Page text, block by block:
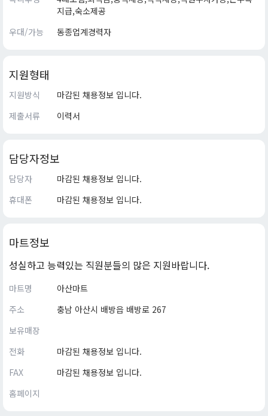
지급,숙소제공
우대/가능
동종업계경력자
지원형태
지원방식
마감된 채용정보 입니다.
제출서류
이력서
담당자정보
담당자
마감된 채용정보 입니다.
휴대폰
마감된 채용정보 입니다.
마트정보
성실하고 능력있는 직원분들의 많은 지원바랍니다.
마트명
아산마트
주소
충남 아산시 배방읍 배방로 267
보유매장
전화
마감된 채용정보 입니다.
FAX
마감된 채용정보 입니다.
홈페이지